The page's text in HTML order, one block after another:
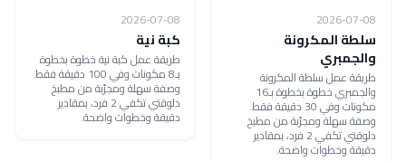
2026-07-08
سلطة المكرونة
والجمبري
طريقة عمل سلطة المكرونة
والجمبري خطوة بخطوة بـ16
مكونات وفي 30 دقيقة فقط.
وصفة سهلة ومجرّبة من مطبخ
دلوقتي تكفي 2 فرد، بمقادير
دقيقة وخطوات واضحة.
2026-07-08
كبة نية
طريقة عمل كبة نية خطوة بخطوة
بـ8 مكونات وفي 100 دقيقة فقط.
وصفة سهلة ومجرّبة من مطبخ
دلوقتي تكفي 2 فرد، بمقادير
دقيقة وخطوات واضحة.